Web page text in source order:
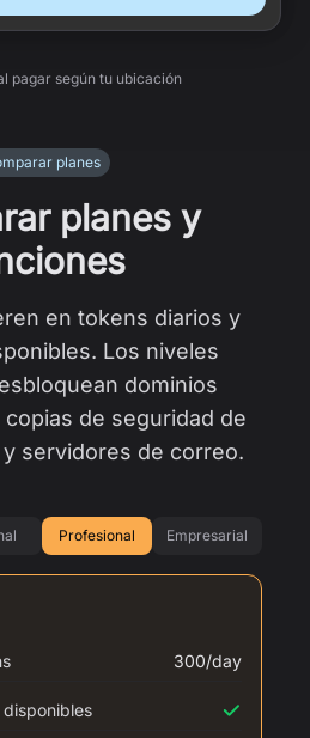
pagar según tu ubicación
planes
planes y
en tokens diarios y
Los niveles
dominios
de seguridad de
servidores de correo.
Profesional Empresarial
300/day